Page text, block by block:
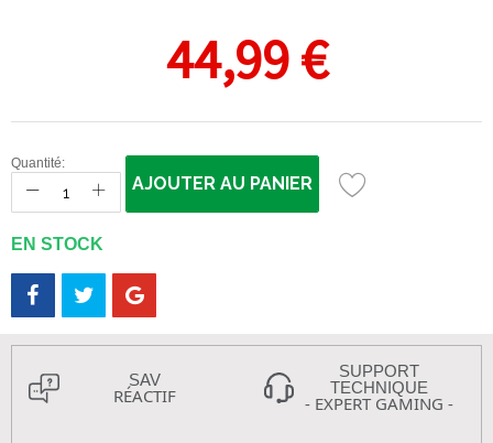
44,99 €
Quantité:
AJOUTER AU PANIER
EN STOCK
SAV
RÉACTIF
SUPPORT
TECHNIQUE
- EXPERT GAMING -